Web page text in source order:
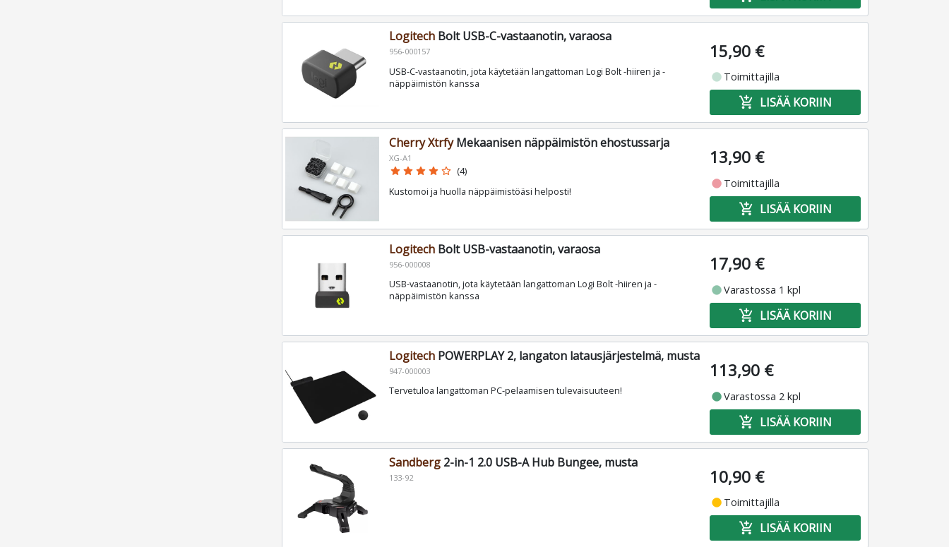
LogitechBolt USB-C-vastaanotin, varaosa
956-000157
USB-C-vastaanotin, jota käytetään langattoman Logi Bolt -hiiren ja -
näppäimistön kanssa
15,90 €
fiber_manual_record Toimittajilla
add_shopping_cart LISÄÄ KORIIN
Cherry XtrfyMekaanisen näppäimistön ehostussarja
XG-A1
star star star star star_border (4)
Kustomoi ja huolla näppäimistöäsi helposti!
13,90 €
fiber_manual_record Toimittajilla
add_shopping_cart LISÄÄ KORIIN
LogitechBolt USB-vastaanotin, varaosa
956-000008
USB-vastaanotin, jota käytetään langattoman Logi Bolt -hiiren ja -
näppäimistön kanssa
17,90 €
fiber_manual_recordVarastossa 1 kpl
add_shopping_cart LISÄÄ KORIIN
LogitechPOWERPLAY 2, langaton latausjärjestelmä, musta
947-000003
Tervetuloa langattoman PC-pelaamisen tulevaisuuteen!
113,90 €
fiber_manual_recordVarastossa 2 kpl
add_shopping_cart LISÄÄ KORIIN
Sandberg2-in-1 2.0 USB-A Hub Bungee, musta
133-92 10,90 €
fiber_manual_record Toimittajilla
add_shopping_cart LISÄÄ KORIIN